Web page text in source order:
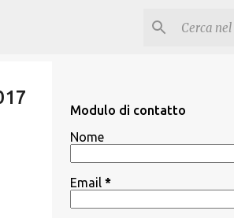
Modulo di contatto
Nome
Email *